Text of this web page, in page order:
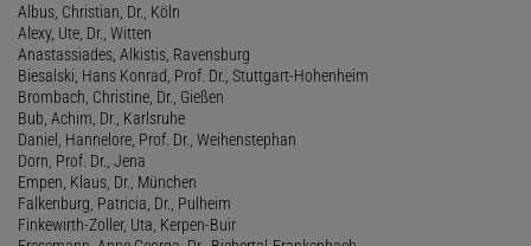
Albus, Christian, Dr., Köln
Alexy, Ute, Dr., Witten
Anastassiades, Alkistis, Ravensburg
Biesalski, Hans Konrad, Prof. Dr., Stuttgart-Hohenheim
Brombach, Christine, Dr., Gießen
Bub, Achim, Dr., Karlsruhe
Daniel, Hannelore, Prof. Dr., Weihenstephan
Dorn, Prof. Dr., Jena
Empen, Klaus, Dr., München
Falkenburg, Patricia, Dr., Pulheim
Finkewirth-Zoller, Uta, Kerpen-Buir